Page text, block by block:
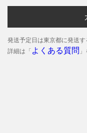
発送予定日は東京都に発送す
詳細は「 よくある質問